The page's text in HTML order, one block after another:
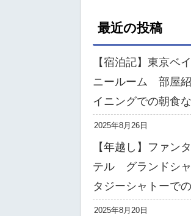
最近の投稿
【宿泊記】東京
ニールーム 部屋
イニングでの朝食
2025年8月26日
【年越し】ファン
テル グランドシ
タジーシャトーで
2025年8月20日